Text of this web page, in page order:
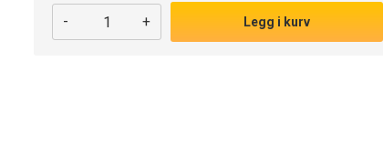
- + Legg i kurv